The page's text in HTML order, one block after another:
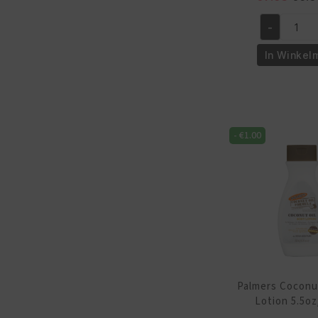
was:
Palmers
Cocoa
Butter
25g/0.9oz
-
In
- €1.00
Palmers
Lotion